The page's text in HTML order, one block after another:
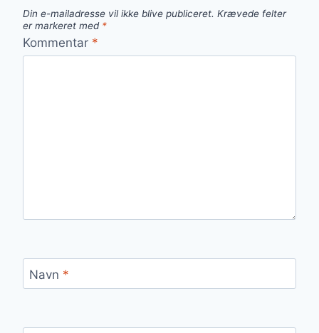
Din e-mailadresse vil ikke blive publiceret. Krævede felter
er markeret med *
Kommentar *
Navn *